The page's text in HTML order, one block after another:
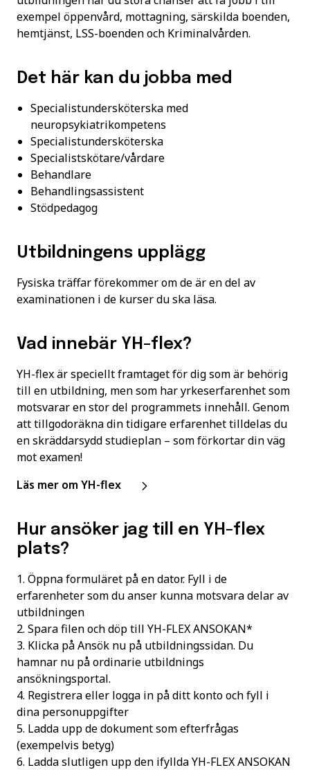
exempel öppenvård, mottagning, särskilda boenden,
hemtjänst, LSS-boenden och Kriminalvården.
Det här kan du jobba med
Specialistundersköterska med
neuropsykiatrikompetens
Specialistundersköterska
Specialistskötare/vårdare
Behandlare
Behandlingsassistent
Stödpedagog
Utbildningens upplägg
Fysiska träffar förekommer om de är en del av
examinationen i de kurser du ska läsa.
Vad innebär YH-flex?
YH-flex är speciellt framtaget för dig som är behörig
till en utbildning, men som har yrkeserfarenhet som
motsvarar en stor del programmets innehåll. Genom
att tillgodoräkna din tidigare erfarenhet tilldelas du
en skräddarsydd studieplan – som förkortar din väg
mot examen!
Läs mer om YH-flex
Hur ansöker jag till en YH-flex
plats?
1. Öppna formuläret på en dator. Fyll i de
erfarenheter som du anser kunna motsvara delar av
utbildningen
2. Spara filen och döp till YH-FLEX ANSOKAN*
3. Klicka på Ansök nu på utbildningssidan. Du
hamnar nu på ordinarie utbildnings
ansökningsportal.
4. Registrera eller logga in på ditt konto och fyll i
dina personuppgifter
5. Ladda upp de dokument som efterfrågas
(exempelvis betyg)
6. Ladda slutligen upp den ifyllda YH-FLEX ANSOKAN